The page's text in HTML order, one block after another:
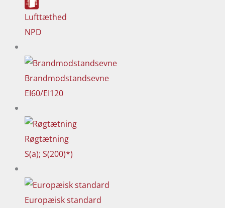
Lufttæthed
NPD
Brandmodstandsevne
EI60/EI120
Røgtætning
S(a); S(200)*)
Europæisk standard